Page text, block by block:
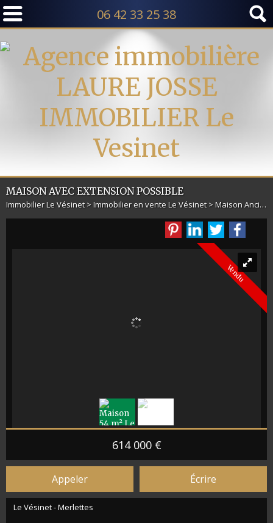
06 42 33 25 38
MAISON AVEC EXTENSION POSSIBLE
Immobilier Le Vésinet > Immobilier en vente Le Vésinet > Maison Ancienne en vente Le Vésinet
Vendu
614 000 €
Appeler Écrire
Le Vésinet - Merlettes